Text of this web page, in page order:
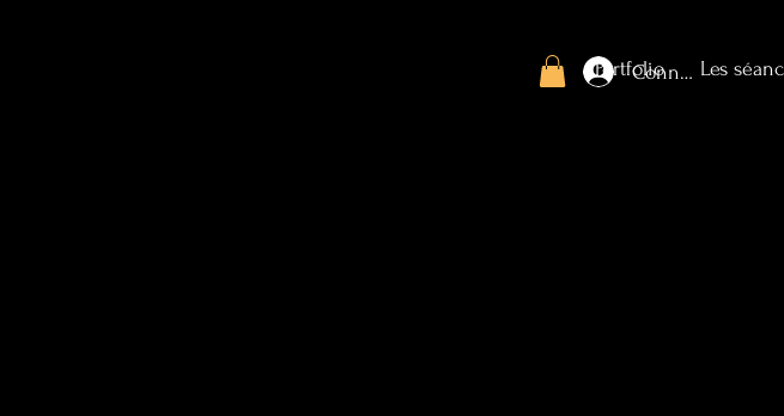
Connexion
Portfolio Les